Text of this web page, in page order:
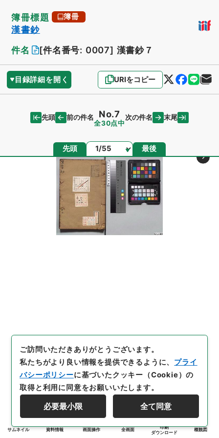
簿冊標題 簿冊
漢書鈔
件名
[件名番号: 0007] 漢書鈔７
目録詳細を開く URIをコピー
先頭 前の件名 No.7
全30点中
次の件名 末尾
先頭 ページ 最後
サムネイル 資料情報 画面操作 全画面
印刷
ダウンロード
概観図
ご訪問いただきありがとうございます。
私たちがより良い情報を提供できるように、 プライ
バシーポリシーに基づいたクッキー（Cookie）の
取得と利用に同意をお願いいたします。
必要最小限 全て同意